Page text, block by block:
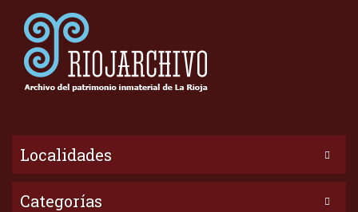
Localidades
Categorías